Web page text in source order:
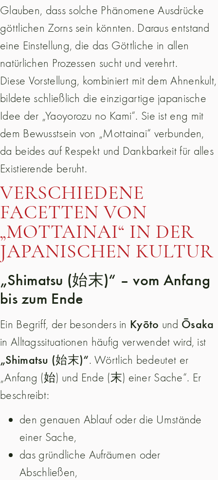
Glauben, dass solche Phänomene Ausdrücke
göttlichen Zorns sein könnten. Daraus entstand
eine Einstellung, die das Göttliche in allen
natürlichen Prozessen sucht und verehrt.
Diese Vorstellung, kombiniert mit dem Ahnenkult,
bildete schließlich die einzigartige japanische
Idee der „Yaoyorozu no Kami“. Sie ist eng mit
dem Bewusstsein von „Mottainai“ verbunden,
da beides auf Respekt und Dankbarkeit für alles
Existierende beruht.
VERSCHIEDENE
FACETTEN VON
„MOTTAINAI“ IN DER
JAPANISCHEN KULTUR
„Shimatsu (始末)“ – vom Anfang
bis zum Ende
Ein Begriff, der besonders in Kyōto und Ōsaka
in Alltagssituationen häufig verwendet wird, ist
„Shimatsu (始末)“. Wörtlich bedeutet er
„Anfang (始) und Ende (末) einer Sache“. Er
beschreibt:
den genauen Ablauf oder die Umstände
einer Sache,
das gründliche Aufräumen oder
Abschließen,